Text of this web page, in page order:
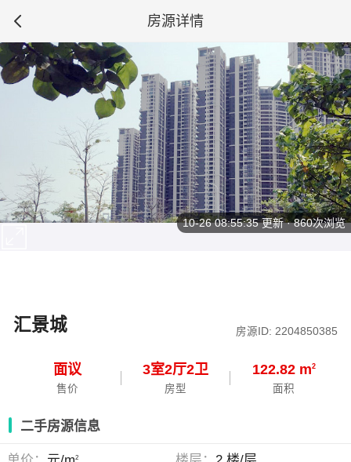
房源详情
汇景城 房源ID: 2204850385
面议
售价
3室2厅2卫
房型
122.82 m2
面积
10-26 08:55:35更新 · 860次浏览
二手房源信息
2